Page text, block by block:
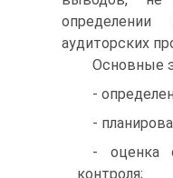
аудиторских
Основные
-
-
- оценка
контроля;